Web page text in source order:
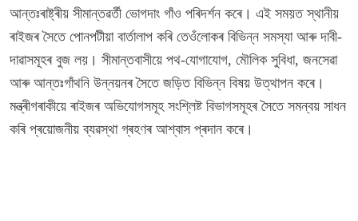
আন্তঃৰাষ্ট্ৰীয় সীমান্তৱৰ্তী ভোগদাং গাঁও পৰিদৰ্শন কৰে। এই সময়ত স্থানীয়
ৰাইজৰ সৈতে পোনপটীয়া বাৰ্তালাপ কৰি তেওঁলোকৰ বিভিন্ন সমস্যা আৰু দাবী-
দাৱাসমূহৰ বুজ লয়। সীমান্তবাসীয়ে পথ-যোগাযোগ, মৌলিক সুবিধা, জনসেৱা
আৰু আন্তঃগাঁথনি উন্নয়নৰ সৈতে জড়িত বিভিন্ন বিষয় উত্থাপন কৰে।
মন্ত্ৰীগৰাকীয়ে ৰাইজৰ অভিযোগসমূহ সংশ্লিষ্ট বিভাগসমূহৰ সৈতে সমন্বয় সাধন
কৰি প্ৰয়োজনীয় ব্যৱস্থা গ্ৰহণৰ আশ্বাস প্ৰদান কৰে।